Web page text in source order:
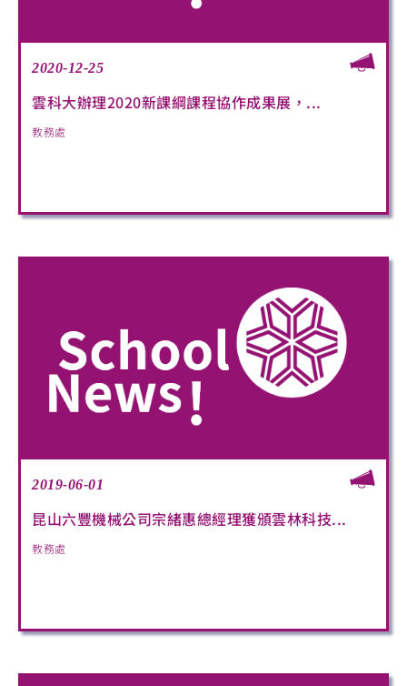
2020-12-25
雲科大辦理2020新課綱課程協作成果展，...
教務處
2019-06-01
昆山六豐機械公司宗緒惠總經理獲頒雲林科技...
教務處